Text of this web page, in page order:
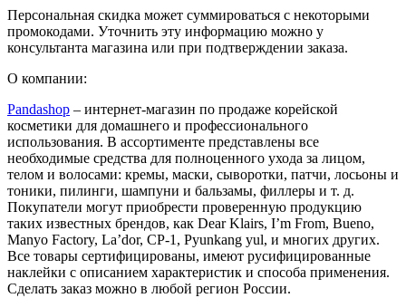
Персональная скидка может суммироваться с некоторыми
промокодами. Уточнить эту информацию можно у
консультанта магазина или при подтверждении заказа.
О компании:
Pandashop – интернет-магазин по продаже корейской
косметики для домашнего и профессионального
использования. В ассортименте представлены все
необходимые средства для полноценного ухода за лицом,
телом и волосами: кремы, маски, сыворотки, патчи, лосьоны и
тоники, пилинги, шампуни и бальзамы, филлеры и т. д.
Покупатели могут приобрести проверенную продукцию
таких известных брендов, как Dear Klairs, I’m From, Bueno,
Manyo Factory, La’dor, CP-1, Pyunkang yul, и многих других.
Все товары сертифицированы, имеют русифицированные
наклейки с описанием характеристик и способа применения.
Сделать заказ можно в любой регион России.